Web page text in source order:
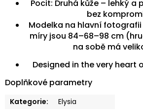
Pocit: Druhá kůže – lehký a
bez
Modelka na hlavní fotografii
míry jsou 84–68–98 cm
na sobě má
Designed in the very heart
Doplňkové parametry
Kategorie:
Elysia